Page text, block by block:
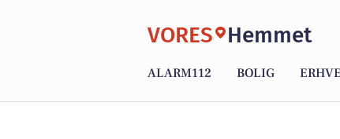
VORES Hemmet
ALARM112 BOLIG